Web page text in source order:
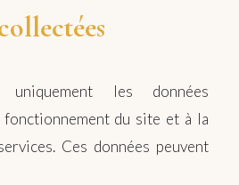
uniquement les données
fonctionnement du site et à la
Ces données peuvent